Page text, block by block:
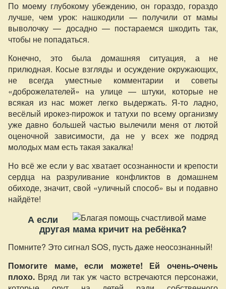
По моему глубокому убеждению, он гораздо, гораздо
лучше, чем урок: нашкодили — получили от мамы
выволочку — досадно — постараемся шкодить так,
чтобы не попадаться.
Конечно, это была домашняя ситуация, а не
прилюдная. Косые взгляды и осуждение окружающих,
не всегда уместные комментарии и советы
«доброжелателей» на улице — штуки, которые не
всякая из нас может легко выдержать. Я-то ладно,
весёлый ирокез-пирожок и татухи по всему организму
уже давно большей частью вылечили меня от лютой
оценочной зависимости, да не у всех же подряд
молодых мам есть такая закалка!
Но всё же если у вас хватает осознанности и крепости
сердца на разруливание конфликтов в домашнем
обиходе, значит, свой «уличный способ» вы и подавно
найдёте!
А если
другая мама кричит на ребёнка?
Помните? Это сигнал SOS, пусть даже неосознанный!
Помогите маме, если можете! Ей очень-очень
плохо. Вряд ли так уж часто встречаются персонажи,